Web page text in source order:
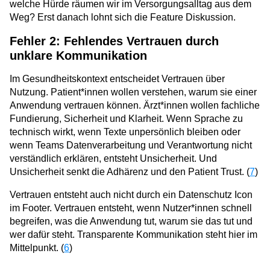
welche Hürde räumen wir im Versorgungsalltag aus dem
Weg? Erst danach lohnt sich die Feature Diskussion.
Fehler 2: Fehlendes Vertrauen durch
unklare Kommunikation
Im Gesundheitskontext entscheidet Vertrauen über
Nutzung. Patient*innen wollen verstehen, warum sie einer
Anwendung vertrauen können. Ärzt*innen wollen fachliche
Fundierung, Sicherheit und Klarheit. Wenn Sprache zu
technisch wirkt, wenn Texte unpersönlich bleiben oder
wenn Teams Datenverarbeitung und Verantwortung nicht
verständlich erklären, entsteht Unsicherheit. Und
Unsicherheit senkt die Adhärenz und den Patient Trust. (7)
Vertrauen entsteht auch nicht durch ein Datenschutz Icon
im Footer. Vertrauen entsteht, wenn Nutzer*innen schnell
begreifen, was die Anwendung tut, warum sie das tut und
wer dafür steht. Transparente Kommunikation steht hier im
Mittelpunkt. (6)